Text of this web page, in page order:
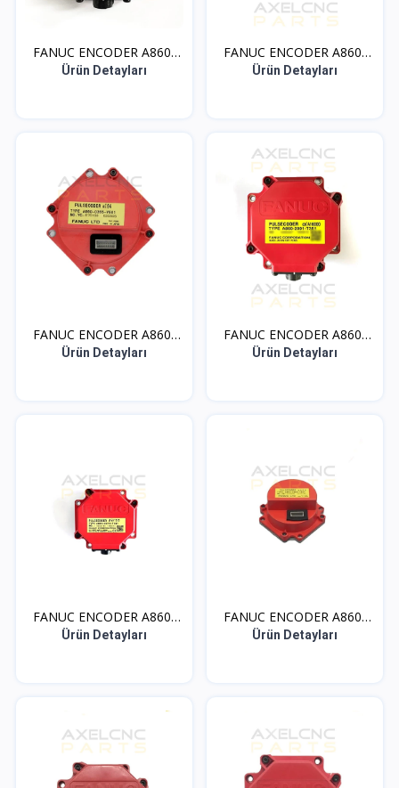
FANUC ENCODER A860-
200...
Ürün Detayları
FANUC ENCODER A860-
036...
Ürün Detayları
FANUC ENCODER A860-
036...
Ürün Detayları
FANUC ENCODER A860-
200...
Ürün Detayları
FANUC ENCODER A860-
207...
Ürün Detayları
FANUC ENCODER A860-
036...
Ürün Detayları